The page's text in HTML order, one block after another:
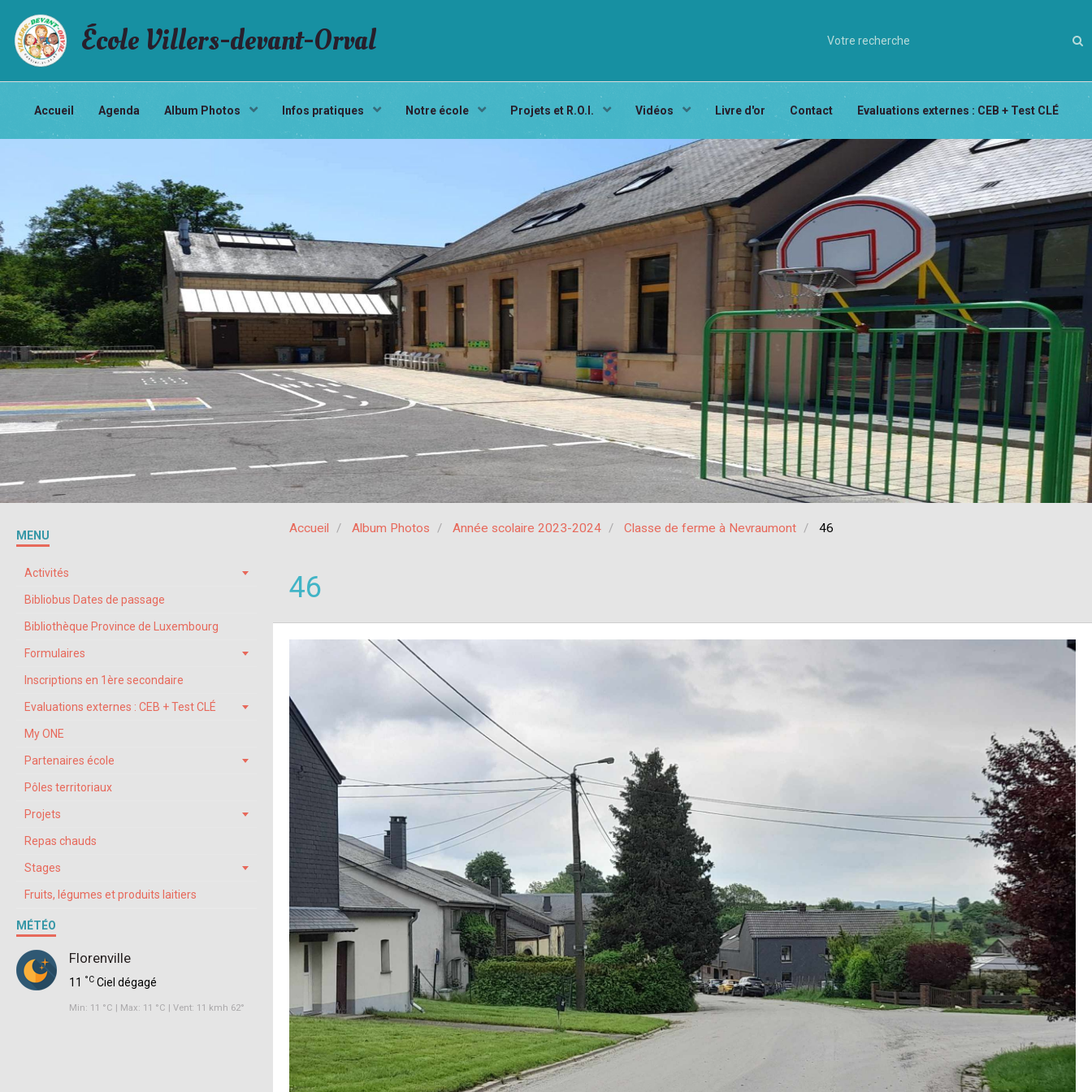
École Villers-devant-Orval
Accueil Agenda Album Photos Infos pratiques Notre école Projets et R.O.I. Vidéos Livre d'or Contact Evaluations externes : CEB + Test CLÉ
Accueil Album Photos Année scolaire 2023-2024 Classe de ferme à Nevraumont 46
46
MENU
Activités
Bibliobus Dates de passage
Bibliothèque Province de Luxembourg
Formulaires
Inscriptions en 1ère secondaire
Evaluations externes : CEB + Test CLÉ
My ONE
Partenaires école
Pôles territoriaux
Projets
Repas chauds
Stages
Fruits, légumes et produits laitiers
MÉTÉO
Florenville
11 °C Ciel dégagé
Min: 11 °C | Max: 11 °C | Vent: 11 kmh 62°